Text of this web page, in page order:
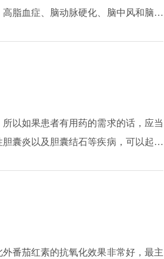
脂血症、脑动脉硬化、脑中风和脑中
以如果患者有用药的需求的话，应当
囊炎以及胆囊结石等疾病，可以起到
番茄红素的抗氧化效果非常好，最主